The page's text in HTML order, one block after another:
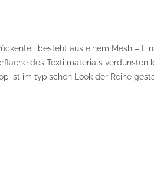
besteht aus einem Mesh –
des Textilmaterials
ist im typischen Look der Reihe